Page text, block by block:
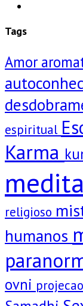
Tags
Amor
espiritual
Karma
religioso
humanos
ovni